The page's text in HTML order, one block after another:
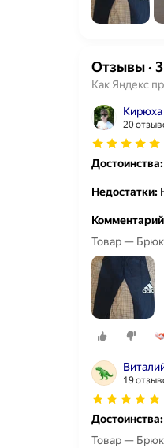
Отзывы· 3
Как Яндекс
Кирюха
20
Достоинства:
Недостатки:
Товар —
19
Достоинства:
Товар —